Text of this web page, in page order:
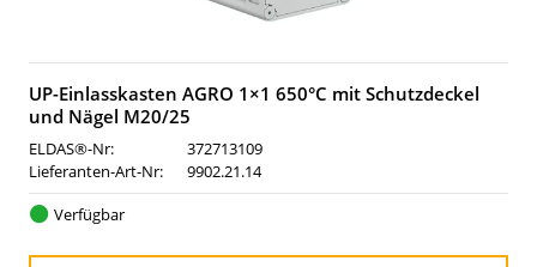
UP-Einlasskasten AGRO 1×1 650°C mit Schutzdeckel
und Nägel M20/25
ELDAS®-Nr:
372713109
Lieferanten-Art-Nr:
9902.21.14
Verfügbar